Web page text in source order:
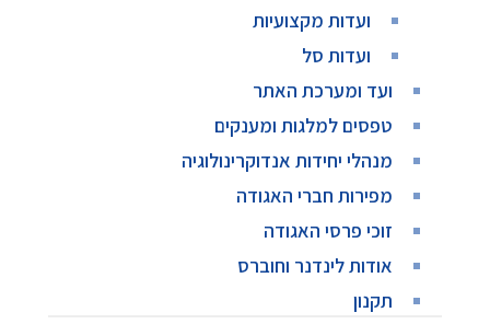
ועדות מקצועיות
ועדות סל
ועד ומערכת האתר
טפסים למלגות ומענקים
מנהלי יחידות אנדוקרינולוגיה
מפירות חברי האגודה
זוכי פרסי האגודה
אודות לינדנר וחוברס
תקנון